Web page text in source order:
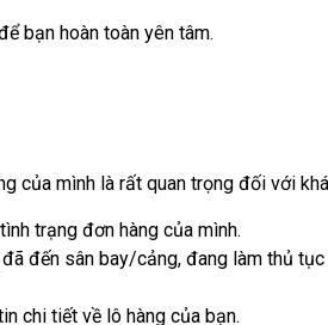
bạn hoàn toàn yên tâm.
của mình là rất quan trọng đối với
trạng đơn hàng của mình.
đến sân bay/cảng, đang làm thủ
chi tiết về lô hàng của bạn.